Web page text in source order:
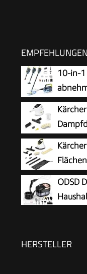
EMPFEHLUNGEN
10-in-
Zubehör
m², Tank: 200
Powerdüse,
6,5 min.,
ODSD
HERSTELLER